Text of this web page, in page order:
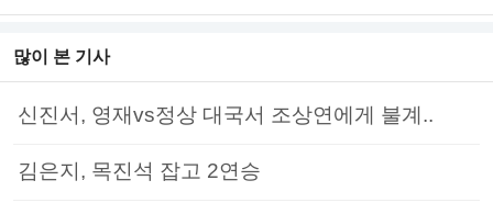
많이 본 기사
신진서, 영재vs정상 대국서 조상연에게 불계..
김은지, 목진석 잡고 2연승